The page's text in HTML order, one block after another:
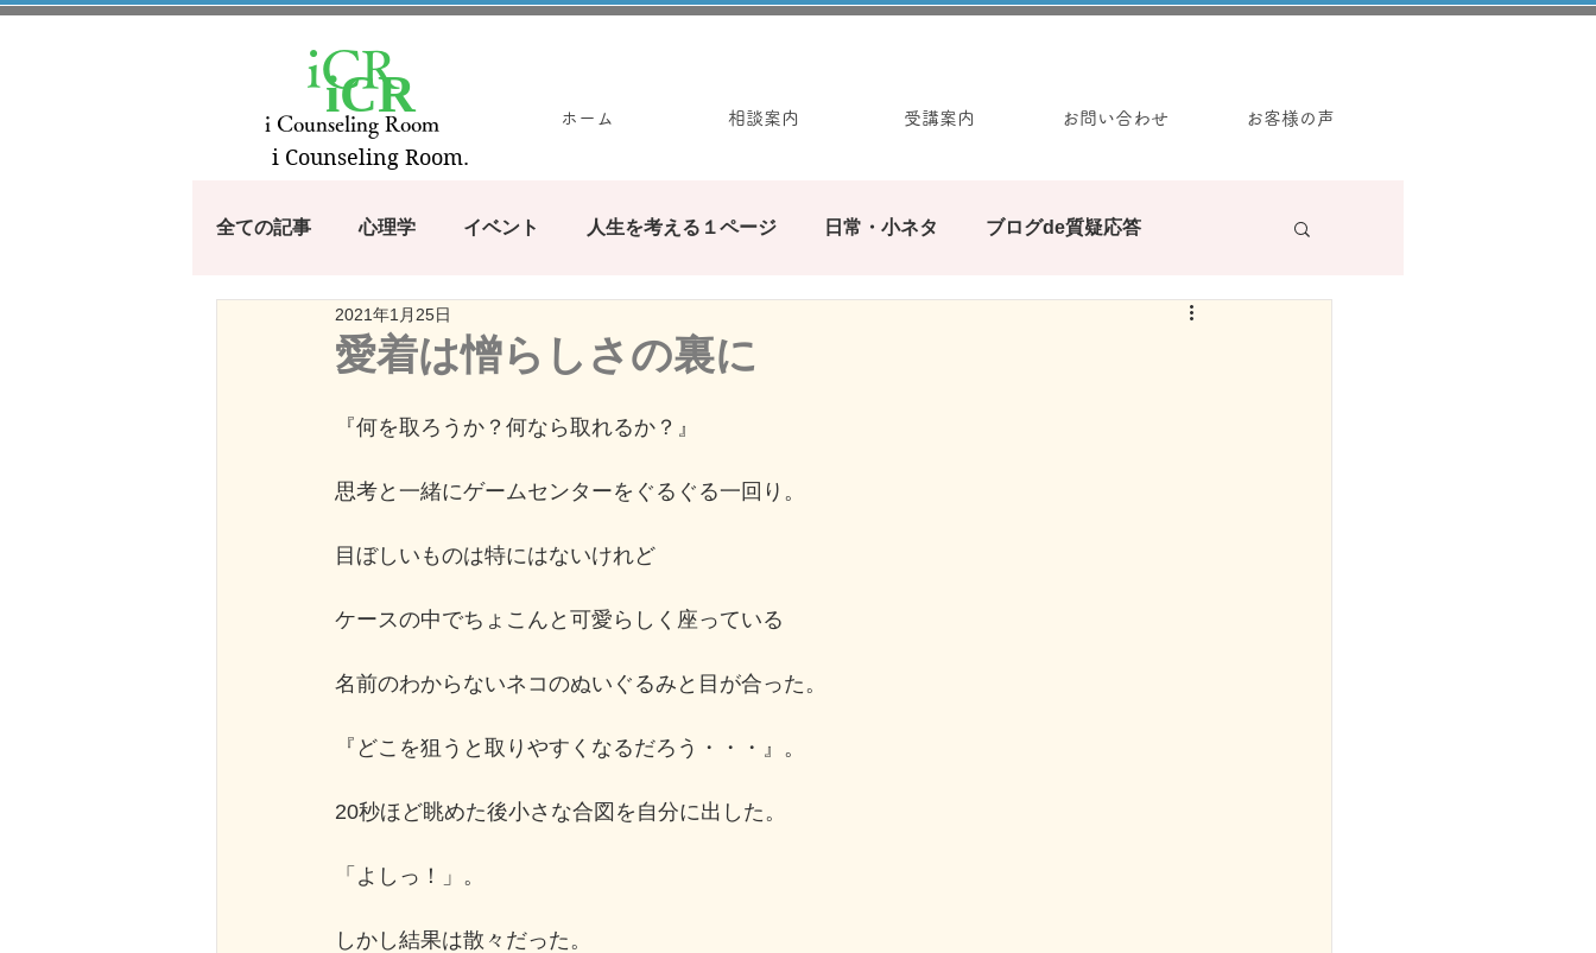
i Counseling Room
iCR
ホーム 相談案内 受講案内 お問い合わせ お客様の声
全ての記事 心理学 イベント 人生を考える１ページ 日常・小ネタ ブログde質疑応答
漫画・アニメから学ぶシリーズ
100のコトバ つぶやき お手軽ワーク
愛着は憎らしさの裏に
2021年1月25日
『何を取ろうか？何なら取れるか？』
思考と一緒にゲームセンターをぐるぐる一回り。
目ぼしいものは特にはないけれど
ケースの中でちょこんと可愛らしく座っている
名前のわからないネコのぬいぐるみと目が合った。
『どこを狙うと取りやすくなるだろう・・・』。
20秒ほど眺めた後小さな合図を自分に出した。
「よしっ！」。
しかし結果は散々だった。
iCR
i Counseling Room.